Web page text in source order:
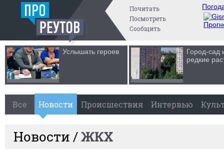
Почитать
Посмотреть
Сообщить
Услышать героев
Город-сад
редкие
Все Новости Происшествия Интервью
Новости /ЖКХ